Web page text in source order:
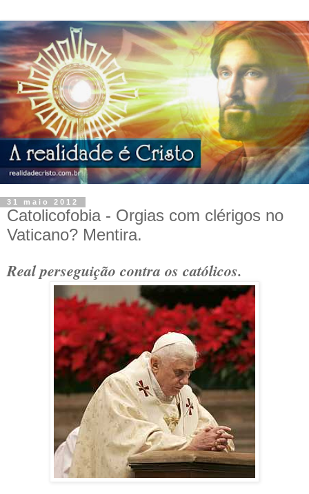
31 maio 2012
Catolicofobia - Orgias com clérigos no
Vaticano? Mentira.
Real perseguição contra os católicos.